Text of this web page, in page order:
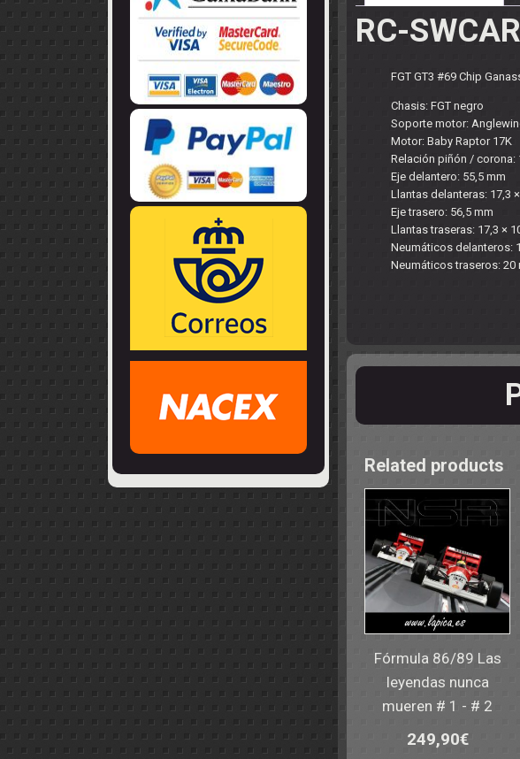
CABLES - TERMINALES
COJINETES - RODAMIENTOS
RC-
FGT GT3 #69 Chip
Chasis: FGT negro
Soporte motor:
Motor: Baby Raptor 17K
Relación piñón / corona:
Eje delantero: 55,5 mm
Llantas delanteras: 17,3
Eje trasero: 56,5 mm
Llantas traseras: 17,3 ×
Neumáticos delanteros:
Neumáticos traseros: 20
Related products
Fórmula 86/89 Las
leyendas nunca
mueren # 1 - # 2
249,90€